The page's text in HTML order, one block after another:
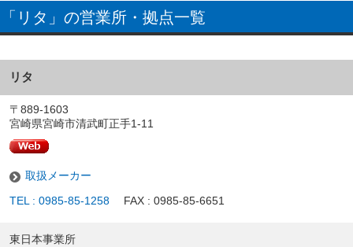
「リタ」の営業所・拠点一覧
リタ
〒889-1603
宮崎県宮崎市清武町正手1-11
取扱メーカー
TEL : 0985-85-1258 FAX : 0985-85-6651
東日本事業所